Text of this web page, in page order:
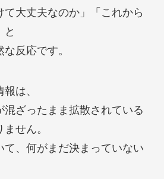
て大丈夫なのか」「これから
と
反応です。
は、
混ざったまま拡散されている
せん。
て、何がまだ決まっていない